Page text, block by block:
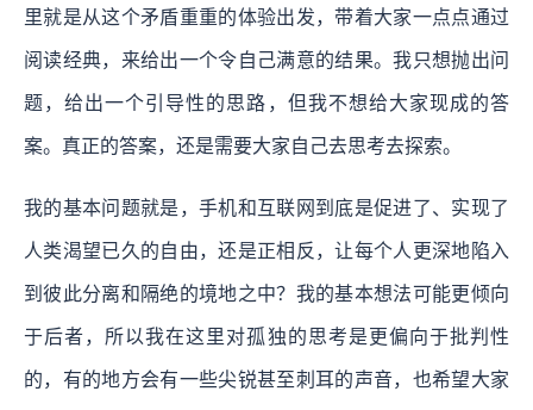
里就是从这个矛盾重重的体验出发，带着大家一点点通过
阅读经典，来给出一个令自己满意的结果。我只想抛出问
题，给出一个引导性的思路，但我不想给大家现成的答
案。真正的答案，还是需要大家自己去思考去探索。
我的基本问题就是，手机和互联网到底是促进了、实现了
人类渴望已久的自由，还是正相反，让每个人更深地陷入
到彼此分离和隔绝的境地之中？ 我的基本想法可能更倾向
于后者，所以我在这里对孤独的思考是更偏向于批判性
的，有的地方会有一些尖锐甚至刺耳的声音，也希望大家